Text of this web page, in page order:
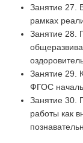
Занятие 27.
рамках
Занятие 28.
Занятие 29.
ФГОС
Занятие 30.
работы как